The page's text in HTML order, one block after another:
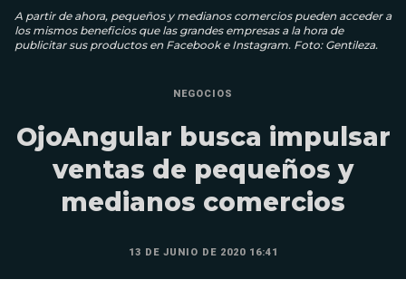
A partir de ahora, pequeños y medianos comercios pueden acceder a
los mismos beneficios que las grandes empresas a la hora de
publicitar sus productos en Facebook e Instagram. Foto: Gentileza.
NEGOCIOS
OjoAngular busca impulsar
ventas de pequeños y
medianos comercios
13 DE JUNIO DE 2020 16:41